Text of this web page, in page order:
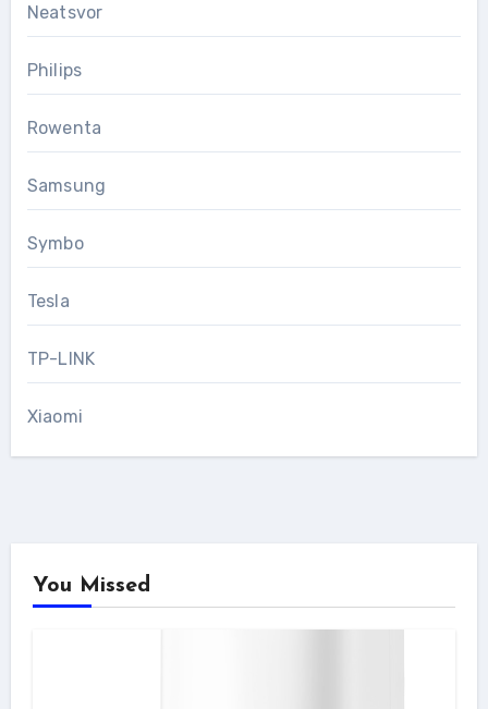
Neatsvor
Philips
Rowenta
Samsung
Symbo
Tesla
TP-LINK
Xiaomi
You Missed